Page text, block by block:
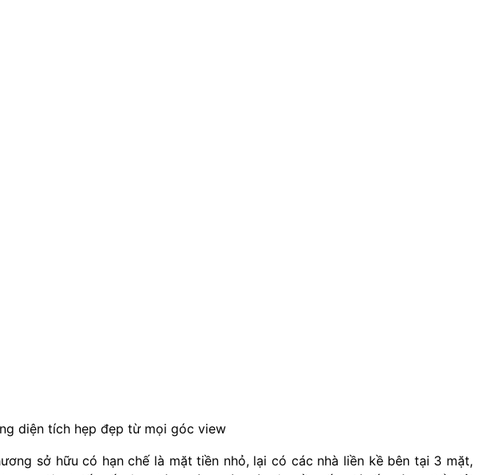
diện tích hẹp đẹp từ mọi góc view
sở hữu có hạn chế là mặt tiền nhỏ, lại có các nhà liền kề bên tại 3 mặt,